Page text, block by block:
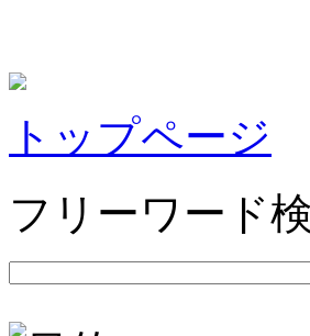
トップページ
フリーワード